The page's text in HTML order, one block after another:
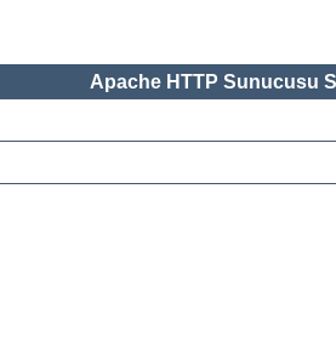
Apache HTTP Sunucusu